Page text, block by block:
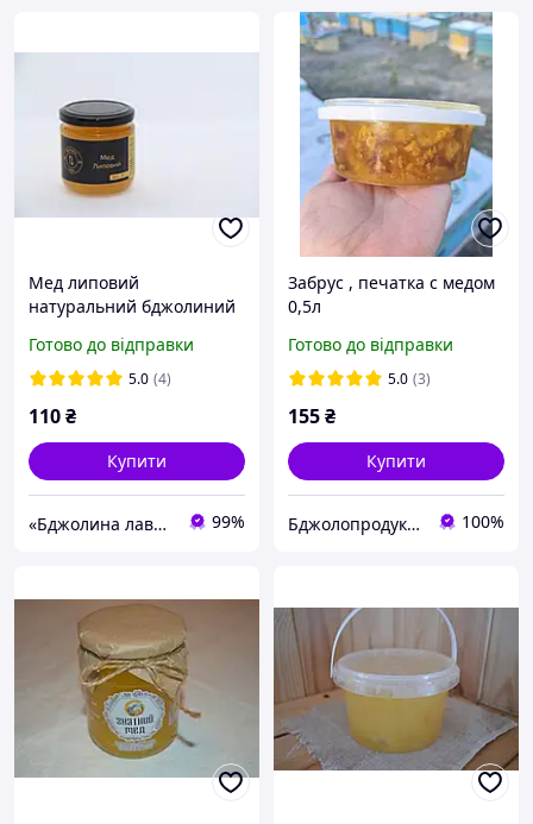
Мед липовий
натуральний бджолиний
Готово до відправки
5.0 (4)
110₴
Купити
«Бджолина лавка.Сімейна пасіка Галатюка О.Є.»: мед натуральний та все для пасіки в одному місці! 99%
Забрус , печатка с медом
0,5л
Готово до відправки
5.0 (3)
155₴
Купити
Бджолопродукція 100%